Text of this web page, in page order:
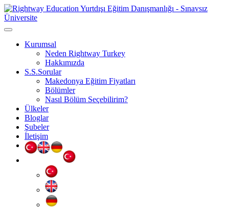
Kurumsal
Neden Rightway Turkey
Hakkımızda
S.S.Sorular
Makedonya Eğitim Fiyatları
Bölümler
Nasıl Bölüm Seçebilirim?
Ülkeler
Bloglar
Şubeler
İletişim